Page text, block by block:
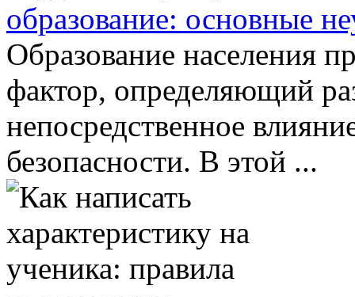
образование: основные
Образование населения
фактор, определяющий
непосредственное
безопасности. В этой ...